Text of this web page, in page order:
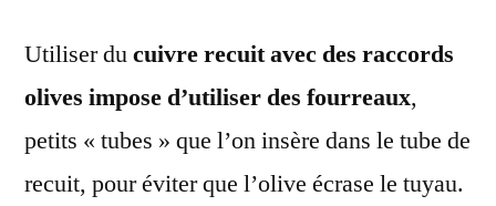
Utiliser ducuivre recuit avec des raccords
olives impose d’utiliser des fourreaux,
petits « tubes » que l’on insère dans le tube de
recuit, pour éviter que l’olive écrase le tuyau.